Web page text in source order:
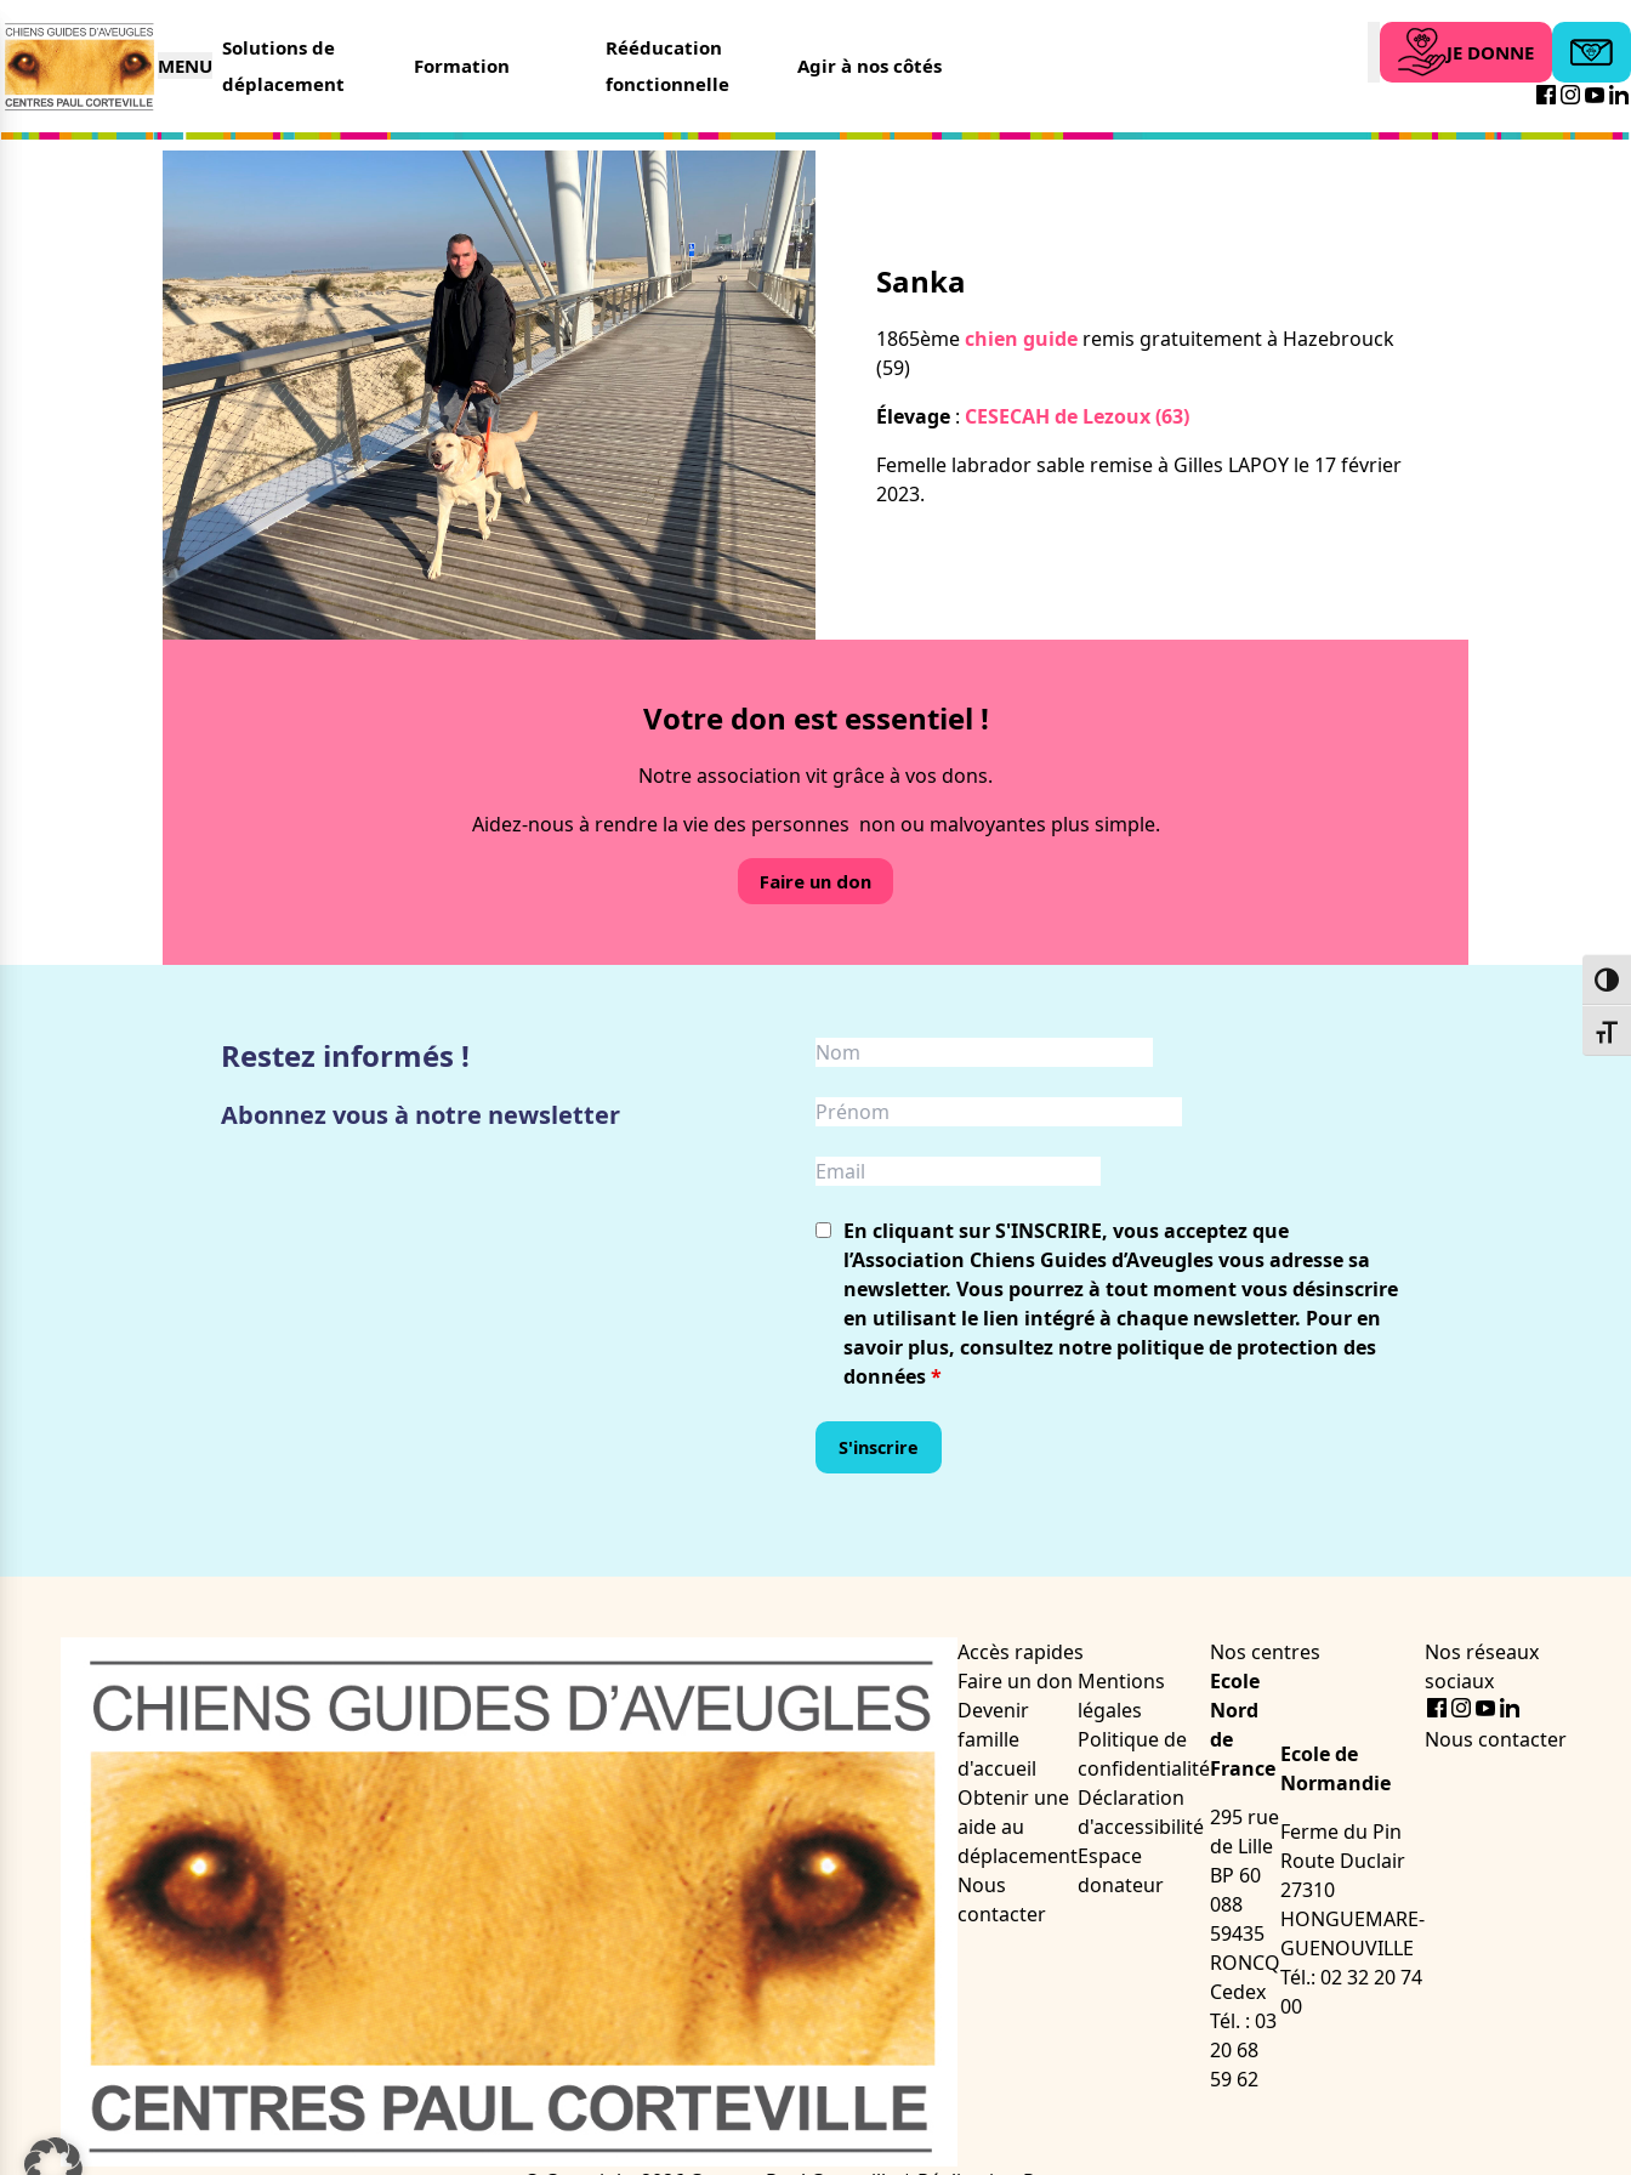
MENU
Solutions de
déplacement
Formation
Rééducation
fonctionnelle
Agir à nos côtés Search JE DONNE
Nos partenaires
Nos centres
Actualités
Nos remises
Nos dernières actus
Le magazine du donateur
Nos solutions
Le chien guide d’aveugle
La canne blanche électronique
Nous aider
Faire un don
Legs et assurance vie
Organiser une collecte
Parrainer un futur chien guide
Devenir famille d’accueil
Devenir bénévole
Tout savoir
Irremplaçables, la série
Sanka
1865èmechien guide remis gratuitement à Hazebrouck
(59)
Élevage : CESECAH de Lezoux (63)
Femelle labrador sable remise à Gilles LAPOY le 17 février
2023.
Votre don est essentiel !
Notre association vit grâce à vos dons.
Aidez-nous à rendre la vie des personnes non ou malvoyantes plus simple.
Faire un don
Restez informés !
Abonnez vous à notre newsletter
En cliquant sur S'INSCRIRE, vous acceptez que
l’Association Chiens Guides d’Aveugles vous adresse sa
newsletter. Vous pourrez à tout moment vous désinscrire
en utilisant le lien intégré à chaque newsletter. Pour en
savoir plus, consultez notre politique de protection des
données*
Accès rapides
Faire un don
Devenir
famille
d'accueil
Obtenir une
aide au
déplacement
Nous
contacter
Mentions
légales
Politique de
confidentialité
Déclaration
d'accessibilité
Espace
donateur
Nos centres
Ecole
Nord
de
France
295 rue
de Lille
BP 60
088
59435
RONCQ
Cedex
Tél. : 03
20 68
59 62
Ecole de
Normandie
Ferme du Pin
Route Duclair
27310
HONGUEMARE-
GUENOUVILLE
Tél.: 02 32 20 74
00
Nos réseaux
sociaux
Facebook
Instagram
Youtube
Nous contacter